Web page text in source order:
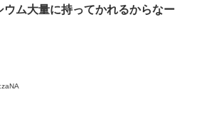
ウム大量に持ってかれるからなー